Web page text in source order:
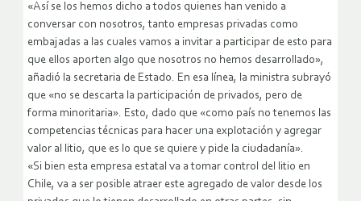
«Así se los hemos dicho a todos quienes han venido a
conversar con nosotros, tanto empresas privadas como
embajadas a las cuales vamos a invitar a participar de esto para
que ellos aporten algo que nosotros no hemos desarrollado»,
añadió la secretaria de Estado. En esa línea, la ministra subrayó
que «no se descarta la participación de privados, pero de
forma minoritaria». Esto, dado que «como país no tenemos las
competencias técnicas para hacer una explotación y agregar
valor al litio, que es lo que se quiere y pide la ciudadanía».
«Si bien esta empresa estatal va a tomar control del litio en
Chile, va a ser posible atraer este agregado de valor desde los